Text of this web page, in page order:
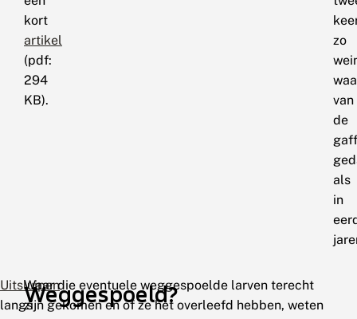
kort
artikel
(pdf:
294
KB).
zo
van
de
als
in
Uitsluipen
langsWeggespoeld?
Waar die eventuele weggespoelde larven terecht
zijn gekomen en of ze het overleefd hebben, weten